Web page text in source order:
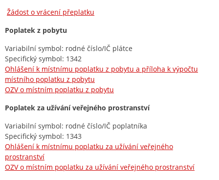
Žádost o vrácení přeplatku
Poplatek z pobytu
Variabilní symbol: rodné číslo/IČ plátce
Specifický symbol: 1342
Ohlášení k místnímu poplatku z pobytu a příloha k výpočtu
místního poplatku z pobytu
OZV o místním poplatku z pobytu
Poplatek za užívání veřejného prostranství
Variabilní symbol: rodné číslo/IČ poplatníka
Specifický symbol: 1343
Ohlášení k místnímu poplatku za užívání veřejného
prostranství
OZV o místním poplatku za užívání veřejného prostranství